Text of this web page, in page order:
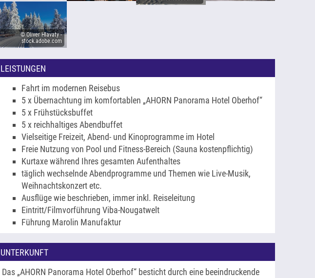
© Oliver Hlavaty -
stock.adobe.com
LEISTUNGEN
Fahrt im modernen Reisebus
5 x Übernachtung im komfortablen „AHORN Panorama Hotel Oberhof“
5 x Frühstücksbuffet
5 x reichhaltiges Abendbuffet
Vielseitige Freizeit, Abend- und Kinoprogramme im Hotel
Freie Nutzung von Pool und Fitness-Bereich (Sauna kostenpflichtig)
Kurtaxe während Ihres gesamten Aufenthaltes
täglich wechselnde Abendprogramme und Themen wie Live-Musik,
Weihnachtskonzert etc.
Ausflüge wie beschrieben, immer inkl. Reiseleitung
Eintritt/Filmvorführung Viba-Nougatwelt
Führung Marolin Manufaktur
UNTERKUNFT
Das „AHORN Panorama Hotel Oberhof“ besticht durch eine beeindruckende